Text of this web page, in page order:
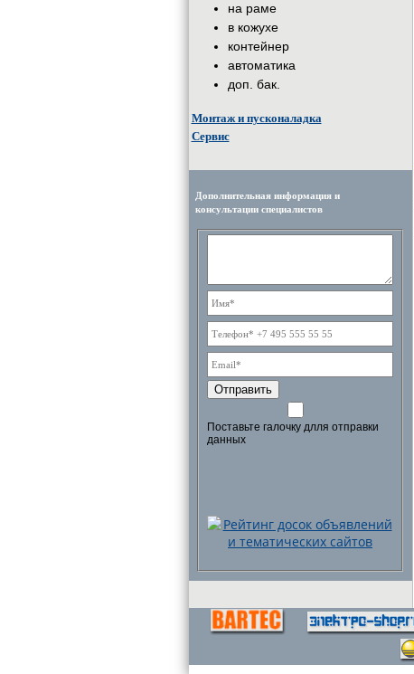
на раме
в кожухе
контейнер
автоматика
доп. бак.
Монтаж и пусконаладка
Сервис
Дополнительная информация и
консультации специалистов
Отправить
Поставьте галочку длля отправки
данных